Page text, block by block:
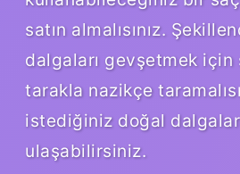
satın almalısınız.
dalgaları gevşetmek için
tarakla nazikçe
istediğiniz doğal
ulaşabilirsiniz.